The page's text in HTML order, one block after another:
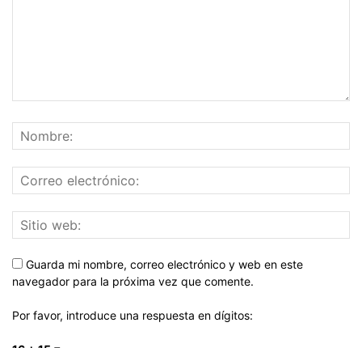
Guarda mi nombre, correo electrónico y web en este
navegador para la próxima vez que comente.
Por favor, introduce una respuesta en dígitos: